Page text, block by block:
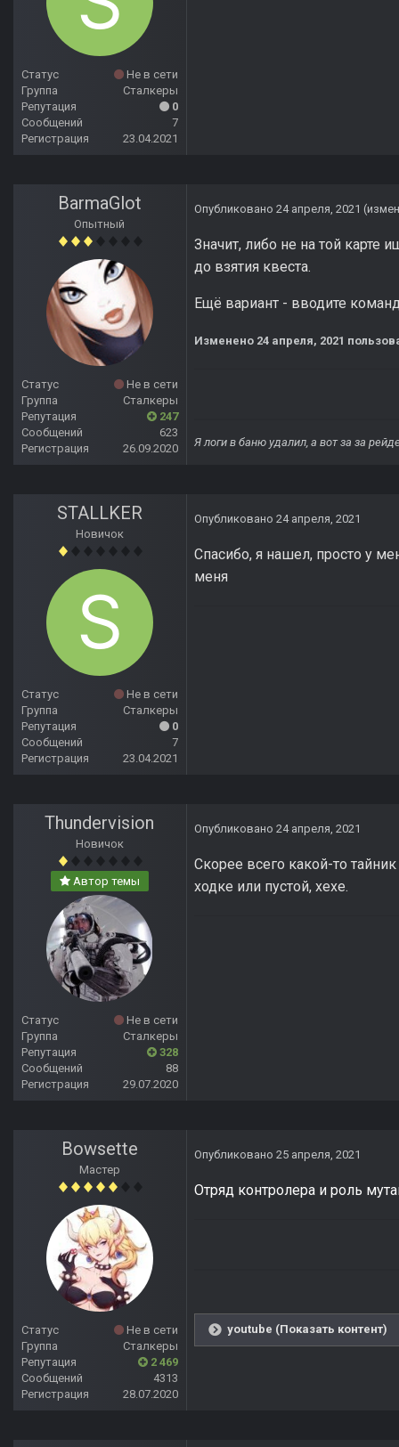
Статус
Не в сети
Группа
Сталкеры
Репутация
0
Сообщений
7
Регистрация
23.04.2021
BarmaGlot
Опытный
Статус
Не в сети
Группа
Сталкеры
Репутация
247
Сообщений
623
Регистрация
26.09.2020
Опубликовано 24 апреля, 2021
Значит, либо не на той карте
до взятия квеста.
Ещё вариант - вводите
Изменено 24 апреля, 2021
Я логи в баню удалил, а вот за за
STALLKER
Новичок
Статус
Не в сети
Группа
Сталкеры
Репутация
0
Сообщений
7
Регистрация
23.04.2021
Опубликовано 24 апреля, 2021
Спасибо, я нашел, просто у
меня
Thundervision
Новичок
Автор темы
Статус
Не в сети
Группа
Сталкеры
Репутация
328
Сообщений
88
Регистрация
29.07.2020
Опубликовано 24 апреля, 2021
Скорее всего какой-то
ходке или пустой, хехе.
Bowsette
Мастер
Статус
Не в сети
Группа
Сталкеры
Репутация
2 469
Сообщений
4313
Регистрация
28.07.2020
Опубликовано 25 апреля, 2021
Отряд контролера и роль
youtube (Показать контент)